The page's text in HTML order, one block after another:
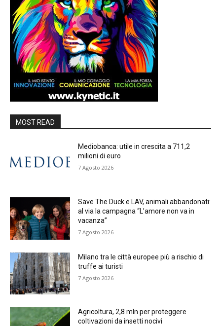
MOST READ
Mediobanca: utile in crescita a 711,2
milioni di euro
7 Agosto 2026
Save The Duck e LAV, animali abbandonati:
al via la campagna “L’amore non va in
vacanza”
7 Agosto 2026
Milano tra le città europee più a rischio di
truffe ai turisti
7 Agosto 2026
Agricoltura, 2,8 mln per proteggere
coltivazioni da insetti nocivi